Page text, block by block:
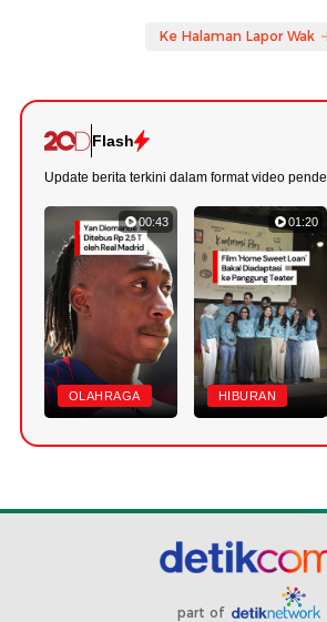
Ke Halaman Lapor Wak
Flash
Update berita terkini dalam format video
00:43
OLAHRAGA
01:20
HIBURAN
part of